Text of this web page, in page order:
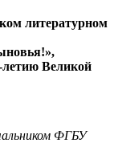
литературном
Великой
ФГБУ